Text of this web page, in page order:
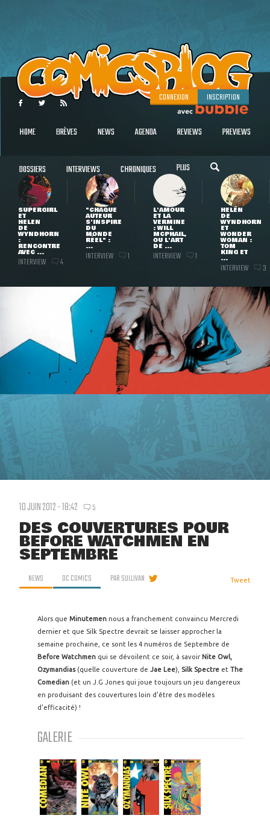
CONNEXION INSCRIPTION
HOME BRÈVES NEWS AGENDA REVIEWS PREVIEWS
DOSSIERS INTERVIEWS CHRONIQUES PLUS
SUPERGIRL
ET
HELEN
DE
WYNDHORN
:
RENCONTRE
AVEC ...
INTERVIEW 4
"CHAQUE
AUTEUR
S'INSPIRE
DU
MONDE
RÉEL" :
...
INTERVIEW 1
L'AMOUR
ET LA
VERMINE
: WILL
MCPHAIL,
OU L'ART
DE ...
INTERVIEW 1
HELEN
DE
WYNDHORN
ET
WONDER
WOMAN :
TOM
KING ET
...
INTERVIEW 3
10 JUIN 2012 - 18:42 5
DES COUVERTURES POUR
BEFORE WATCHMEN EN
SEPTEMBRE
NEWS DC COMICS PARSULLIVAN Tweet
Alors que Minutemen nous a franchement convaincu Mercredi
dernier et que Silk Spectre devrait se laisser approcher la
semaine prochaine, ce sont les 4 numéros de Septembre de
Before Watchmen qui se dévoilent ce soir, à savoir Nite Owl,
Ozymandias (quelle couverture de Jae Lee), Silk Spectre et The
Comedian (et un J.G Jones qui joue toujours un jeu dangereux
en produisant des couvertures loin d'être des modèles
d'efficacité) !
GALERIE